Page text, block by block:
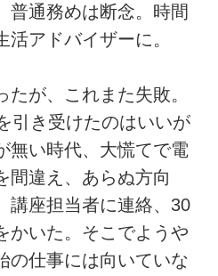
普通務めは断念。時間
アドバイザーに。
が、これまた失敗。
引き受けたのはいいが
無い時代、大慌てで電
間違え、あらぬ方向
講座担当者に連絡、30
かいた。そこでようや
の仕事には向いていな